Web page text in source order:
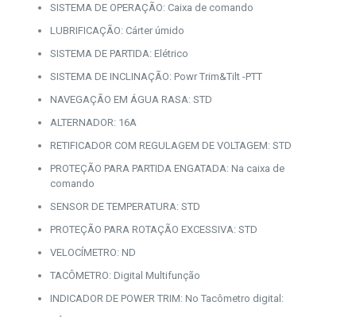
SISTEMA DE OPERAÇÃO: Caixa de comando
LUBRIFICAÇÃO: Cárter úmido
SISTEMA DE PARTIDA: Elétrico
SISTEMA DE INCLINAÇÃO: Powr Trim&Tilt -PTT
NAVEGAÇÃO EM ÁGUA RASA: STD
ALTERNADOR: 16A
RETIFICADOR COM REGULAGEM DE VOLTAGEM: STD
PROTEÇÃO PARA PARTIDA ENGATADA: Na caixa de
comando
SENSOR DE TEMPERATURA: STD
PROTEÇÃO PARA ROTAÇÃO EXCESSIVA: STD
VELOCÍMETRO: ND
TACÔMETRO: Digital Multifunção
INDICADOR DE POWER TRIM: No Tacômetro digital: